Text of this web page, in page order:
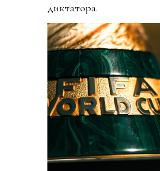
диктатора.